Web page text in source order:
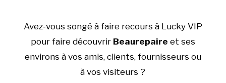
Avez-vous songé à faire recours à Lucky VIP
pour faire découvrir Beaurepaire et ses
environs à vos amis, clients, fournisseurs ou
à vos visiteurs ?